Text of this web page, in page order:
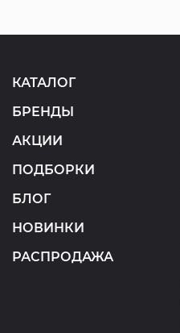
КАТАЛОГ
БРЕНДЫ
АКЦИИ
ПОДБОРКИ
БЛОГ
НОВИНКИ
РАСПРОДАЖА